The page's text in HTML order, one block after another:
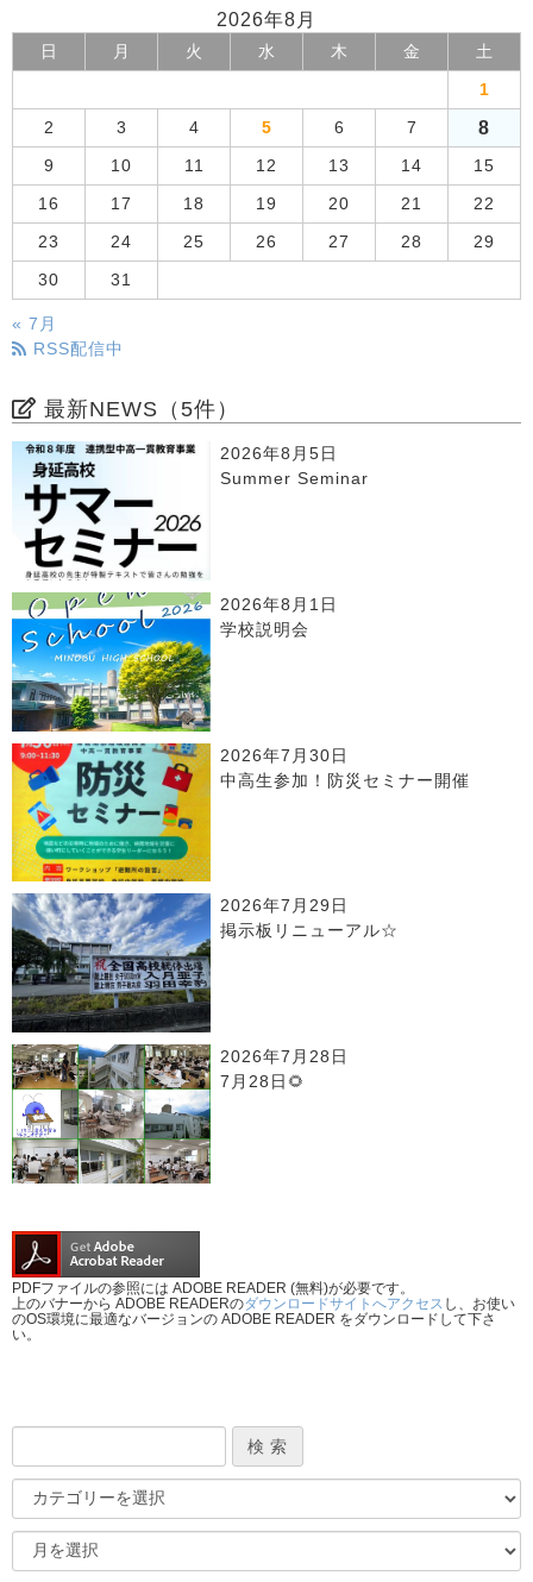
2026年8月
日 月 火 水 木 金 土
1
2 3 4 5 6 7 8
9 10 11 12 13 14 15
16 17 18 19 20 21 22
23 24 25 26 27 28 29
30 31
« 7月
RSS配信中
最新NEWS（5件）
2026年8月5日
Summer Seminar
2026年8月1日
学校説明会
2026年7月30日
中高生参加！防災セミナー開催
2026年7月29日
掲示板リニューアル☆
2026年7月28日
7月28日🌻
PDFファイルの参照には ADOBE READER (無料)が必要です。
上のバナーから ADOBE READERのダウンロードサイトへアクセス し、お使い
のOS環境に最適なバージョンの ADOBE READER をダウンロードして下さ
い。